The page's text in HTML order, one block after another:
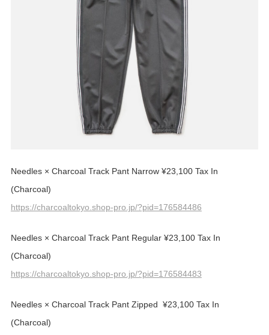
Needles × Charcoal Track Pant Narrow ¥23,100 Tax In
(Charcoal)
https://charcoaltokyo.shop-pro.jp/?pid=176584486
Needles × Charcoal Track Pant Regular ¥23,100 Tax In
(Charcoal)
https://charcoaltokyo.shop-pro.jp/?pid=176584483
Needles × Charcoal Track Pant Zipped ¥23,100 Tax In
(Charcoal)